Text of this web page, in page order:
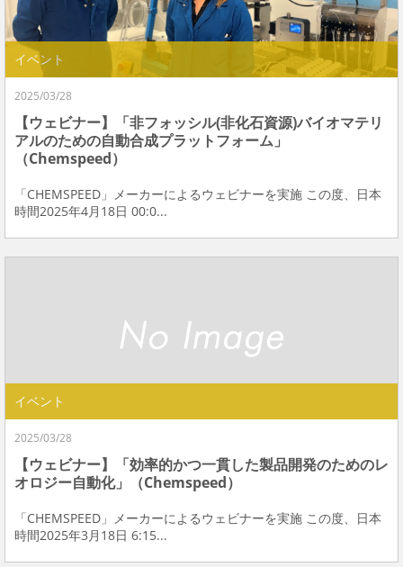
イベント
2025/03/28
【ウェビナー】「非フォッシル(非化石資源)バイオマテリ
アルのための自動合成プラットフォーム」
（Chemspeed）
「CHEMSPEED」メーカーによるウェビナーを実施 この度、日本
時間2025年4月18日 00:0...
イベント
2025/03/28
【ウェビナー】「効率的かつ一貫した製品開発のためのレ
オロジー自動化」（Chemspeed）
「CHEMSPEED」メーカーによるウェビナーを実施 この度、日本
時間2025年3月18日 6:15...